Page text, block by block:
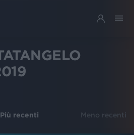
Più recenti Meno recenti